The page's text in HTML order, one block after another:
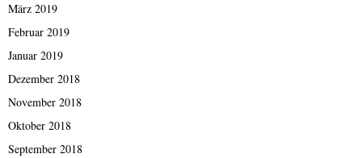
März 2019
Februar 2019
Januar 2019
Dezember 2018
November 2018
Oktober 2018
September 2018